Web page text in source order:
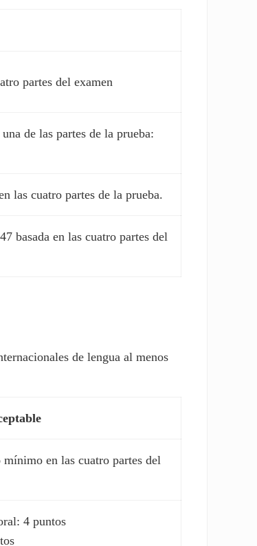
partes del examen
de las partes de la prueba:
las cuatro partes de la prueba.
basada en las cuatro partes del
de lengua al menos
mínimo en las cuatro partes del
4 puntos